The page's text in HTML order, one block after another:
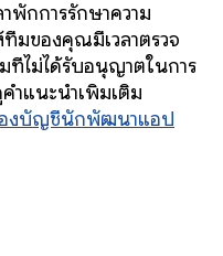
พักการรักษาความ
มของคุณมีเวลาตรวจ
ที่ไม่ได้รับอนุญาตในการ
ำแนะนำเพิ่มเติม
องบัญชีนักพัฒนาแอป